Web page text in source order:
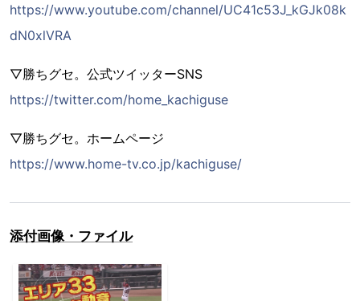
https://www.youtube.com/channel/UC41c53J_kGJk08k
dN0xlVRA
▽勝ちグセ。公式ツイッターSNS
https://twitter.com/home_kachiguse
▽勝ちグセ。ホームページ
https://www.home-tv.co.jp/kachiguse/
添付画像・ファイル